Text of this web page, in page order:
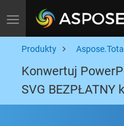
Toggle navigation
Produkty Aspose.Total
Konwertuj
SVG BEZPŁATNY